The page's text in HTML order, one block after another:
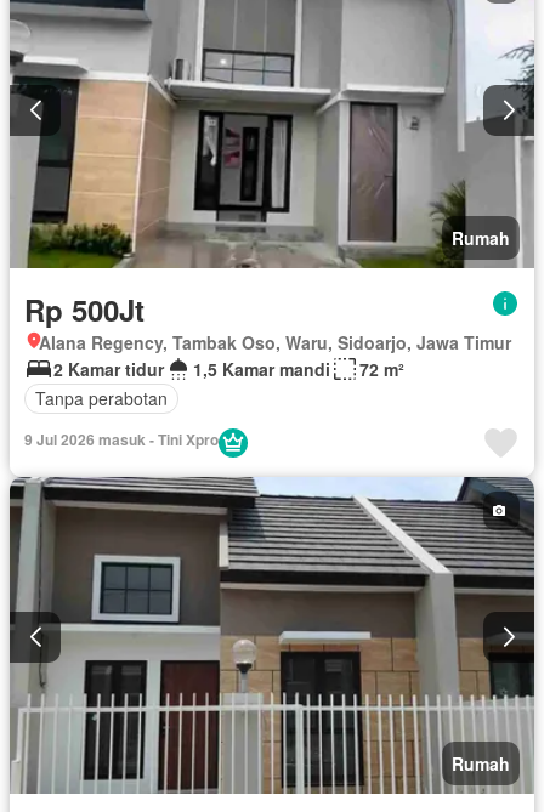
Rumah
Rp 500Jt
Alana Regency, Tambak Oso, Waru, Sidoarjo, Jawa Timur
2 Kamar tidur
1,5 Kamar mandi
72 m²
Tanpa perabotan
9 Jul 2026 masuk - Tini Xpro
Rumah